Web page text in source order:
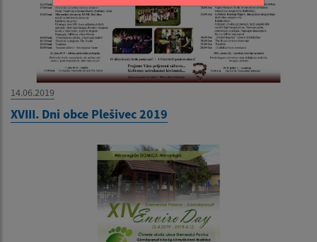
14.06.2019
XVIII. Dni obce Plešivec 2019